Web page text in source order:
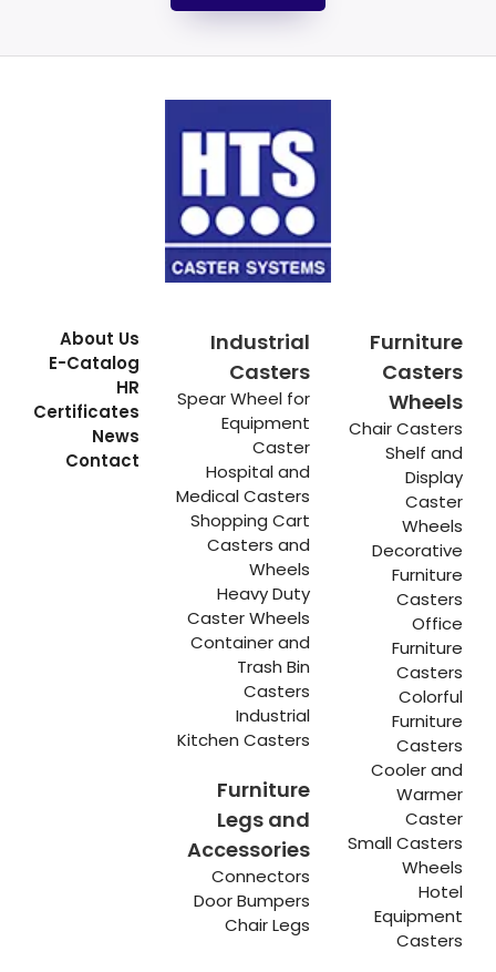
Furniture
Casters
Wheels
Chair Casters
Shelf and
Display
Caster
Wheels
Decorative
Furniture
Casters
Office
Furniture
Casters
Colorful
Furniture
Casters
Cooler and
Warmer
Caster
Small Casters
Wheels
Hotel
Equipment
Casters
Industrial
Casters
Spear Wheel for
Equipment
Caster
Hospital and
Medical Casters
Shopping Cart
Casters and
Wheels
Heavy Duty
Caster Wheels
Container and
Trash Bin
Casters
Industrial
Kitchen Casters
Furniture
Legs and
Accessories
Connectors
Door Bumpers
Chair Legs
About Us
E-Catalog
HR
Certificates
News
Contact